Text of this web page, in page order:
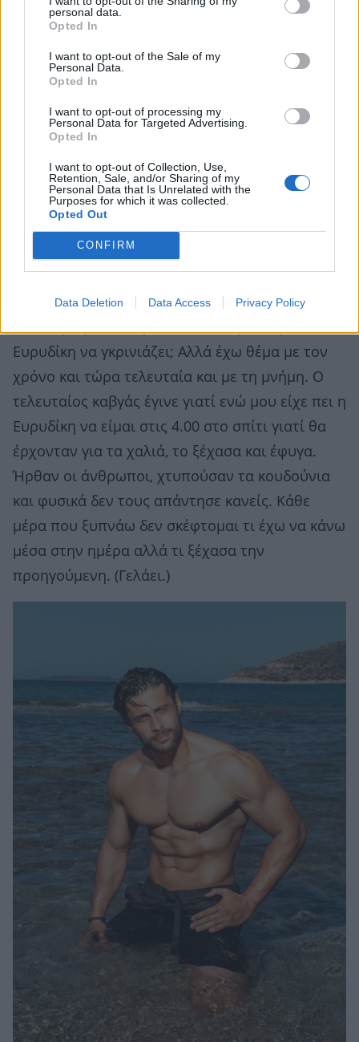
personal data.
Opted In
I want to opt-out of the Sale of my
Personal Data.
Opted In
I want to opt-out of processing my
Personal Data for Targeted Advertising.
Opted In
I want to opt-out of Collection, Use,
Retention, Sale, and/or Sharing of my
Personal Data that Is Unrelated with the
Purposes for which it was collected.
Opted Out
CONFIRM
Data Deletion Data Access Privacy Policy
τέσσερις ώρες το πολύ. Και επειδή συνήθως
φταίω εγώ, είμαι αυτός που θα ζητήσει και
«συγγνώμη».
Ποιος είναι ο πιο συνηθισμένος λόγος
τσακωμού σας;
Έχω μεγάλο θέμα με τα ραντεβού. Ξεκινάω την
ημέρα μου και υπολογίζω ότι την τάδε ώρα θα
έχω τελειώσει τις δουλειές μου. Δεν ξέρω πώς
γίνεται και πάντα μου παίρνει περισσότερο
χρόνο, με αποτέλεσμα να έχω πει ότι
θα επιστρέψω στις 4.00 και να γυρνάω στις 7.00
Ευρυδίκη να γκρινιάζει; Αλλά έχω θέμα με τον
χρόνο και τώρα τελευταία και με τη μνήμη. Ο
τελευταίος καβγάς έγινε γιατί ενώ μου είχε πει η
Ευρυδίκη να είμαι στις 4.00 στο σπίτι γιατί θα
έρχονταν για τα χαλιά, το ξέχασα και έφυγα.
Ήρθαν οι άνθρωποι, χτυπούσαν τα κουδούνια
και φυσικά δεν τους απάντησε κανείς. Κάθε
μέρα που ξυπνάω δεν σκέφτομαι τι έχω να κάνω
μέσα στην ημέρα αλλά τι ξέχασα την
προηγούμενη. (Γελάει.)